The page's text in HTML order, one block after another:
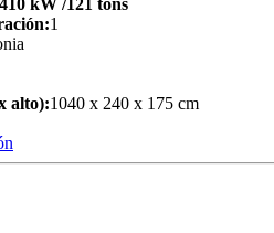
410 kW /121 tons
1
alto):1040 x 240 x 175 cm